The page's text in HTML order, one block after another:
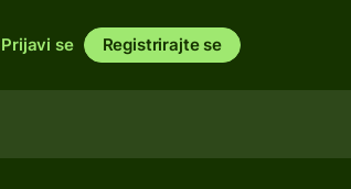
Prijavi se Registrirajte se